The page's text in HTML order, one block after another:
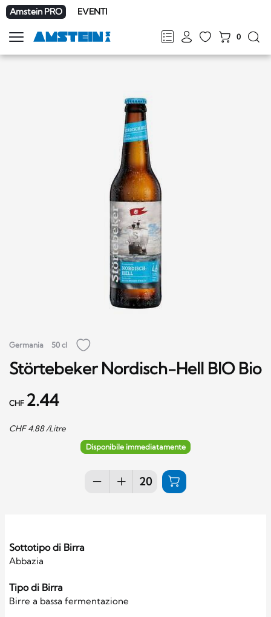
Amstein PRO EVENTI
FRDEENIT
0
Mostra
la
Germania 50 cl
Störtebeker Nordisch-Hell BIO Bio
CHF 2.44
CHF4.88/Litre
Disponibile immediatamente
Sottotipo di Birra
Abbazia
Tipo di Birra
Birre a bassa fermentazione